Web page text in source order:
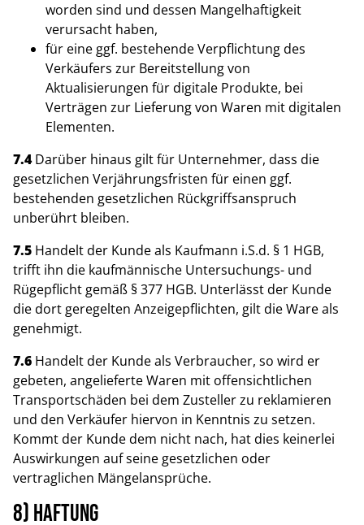
worden sind und dessen Mangelhaftigkeit
verursacht haben,
für eine ggf. bestehende Verpflichtung des
Verkäufers zur Bereitstellung von
Aktualisierungen für digitale Produkte, bei
Verträgen zur Lieferung von Waren mit digitalen
Elementen.
7.4Darüber hinaus gilt für Unternehmer, dass die
gesetzlichen Verjährungsfristen für einen ggf.
bestehenden gesetzlichen Rückgriffsanspruch
unberührt bleiben.
7.5 Handelt der Kunde als Kaufmann i.S.d. § 1 HGB,
trifft ihn die kaufmännische Untersuchungs- und
Rügepflicht gemäß § 377 HGB. Unterlässt der Kunde
die dort geregelten Anzeigepflichten, gilt die Ware als
genehmigt.
7.6 Handelt der Kunde als Verbraucher, so wird er
gebeten, angelieferte Waren mit offensichtlichen
Transportschäden bei dem Zusteller zu reklamieren
und den Verkäufer hiervon in Kenntnis zu setzen.
Kommt der Kunde dem nicht nach, hat dies keinerlei
Auswirkungen auf seine gesetzlichen oder
vertraglichen Mängelansprüche.
8) Haftung